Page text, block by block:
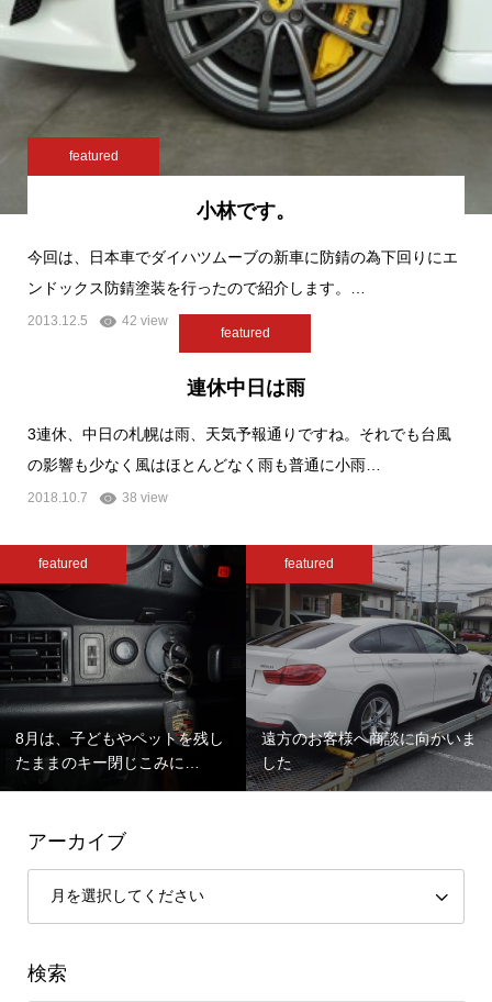
featured
小林です。
今回は、日本車でダイハツムーブの新車に防錆の為下回りにエ
ンドックス防錆塗装を行ったので紹介します。…
2013.12.5 42 view
featured
連休中日は雨
3連休、中日の札幌は雨、天気予報通りですね。それでも台風
の影響も少なく風はほとんどなく雨も普通に小雨…
2018.10.7 38 view
featured
8月は、子どもやペットを残し
たままのキー閉じこみに…
featured
遠方のお客様へ商談に向かいま
した
アーカイブ
検索